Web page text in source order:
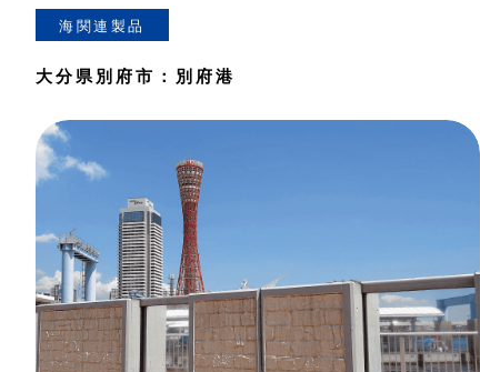
海関連製品
大分県別府市：別府港